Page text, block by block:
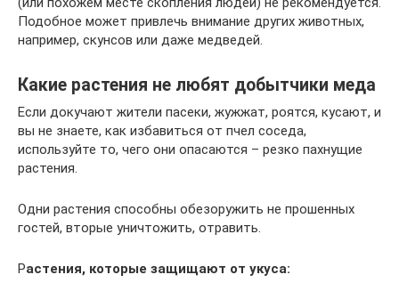
Подобное может привлечь внимание других животных,
например, скунсов или даже медведей.
Какие растения не любят добытчики меда
Если докучают жители пасеки, жужжат, роятся, кусают, и
вы не знаете, как избавиться от пчел соседа,
используйте то, чего они опасаются – резко пахнущие
растения.
Одни растения способны обезоружить не прошенных
гостей, вторые уничтожить, отравить.
Растения, которые защищают от укуса: